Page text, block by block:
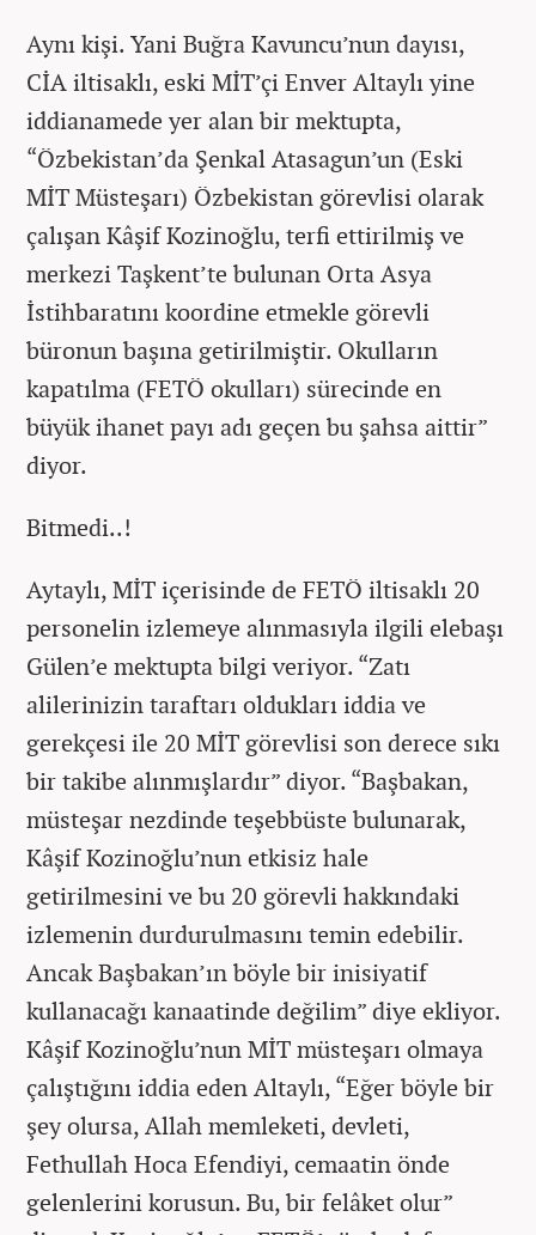
Aynı kişi. Yani Buğra Kavuncu’nun dayısı,
CİA iltisaklı, eski MİT’çi Enver Altaylı yine
iddianamede yer alan bir mektupta,
“Özbekistan’da Şenkal Atasagun’un (Eski
MİT Müsteşarı) Özbekistan görevlisi olarak
çalışan Kâşif Kozinoğlu, terfi ettirilmiş ve
merkezi Taşkent’te bulunan Orta Asya
İstihbaratını koordine etmekle görevli
büronun başına getirilmiştir. Okulların
kapatılma (FETÖ okulları) sürecinde en
büyük ihanet payı adı geçen bu şahsa aittir”
diyor.
Bitmedi..!
Aytaylı, MİT içerisinde de FETÖ iltisaklı 20
personelin izlemeye alınmasıyla ilgili elebaşı
Gülen’e mektupta bilgi veriyor. “Zatı
alilerinizin taraftarı oldukları iddia ve
gerekçesi ile 20 MİT görevlisi son derece sıkı
bir takibe alınmışlardır” diyor. “Başbakan,
müsteşar nezdinde teşebbüste bulunarak,
Kâşif Kozinoğlu’nun etkisiz hale
getirilmesini ve bu 20 görevli hakkındaki
izlemenin durdurulmasını temin edebilir.
Ancak Başbakan’ın böyle bir inisiyatif
kullanacağı kanaatinde değilim” diye ekliyor.
Kâşif Kozinoğlu’nun MİT müsteşarı olmaya
çalıştığını iddia eden Altaylı, “Eğer böyle bir
şey olursa, Allah memleketi, devleti,
Fethullah Hoca Efendiyi, cemaatin önde
gelenlerini korusun. Bu, bir felâket olur”